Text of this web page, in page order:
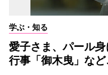
学ぶ・知る
愛子さま、パール
行事「御木曳」な